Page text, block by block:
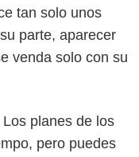
tan solo unos
parte, aparecer
venda solo con su
planes de los
pero puedes